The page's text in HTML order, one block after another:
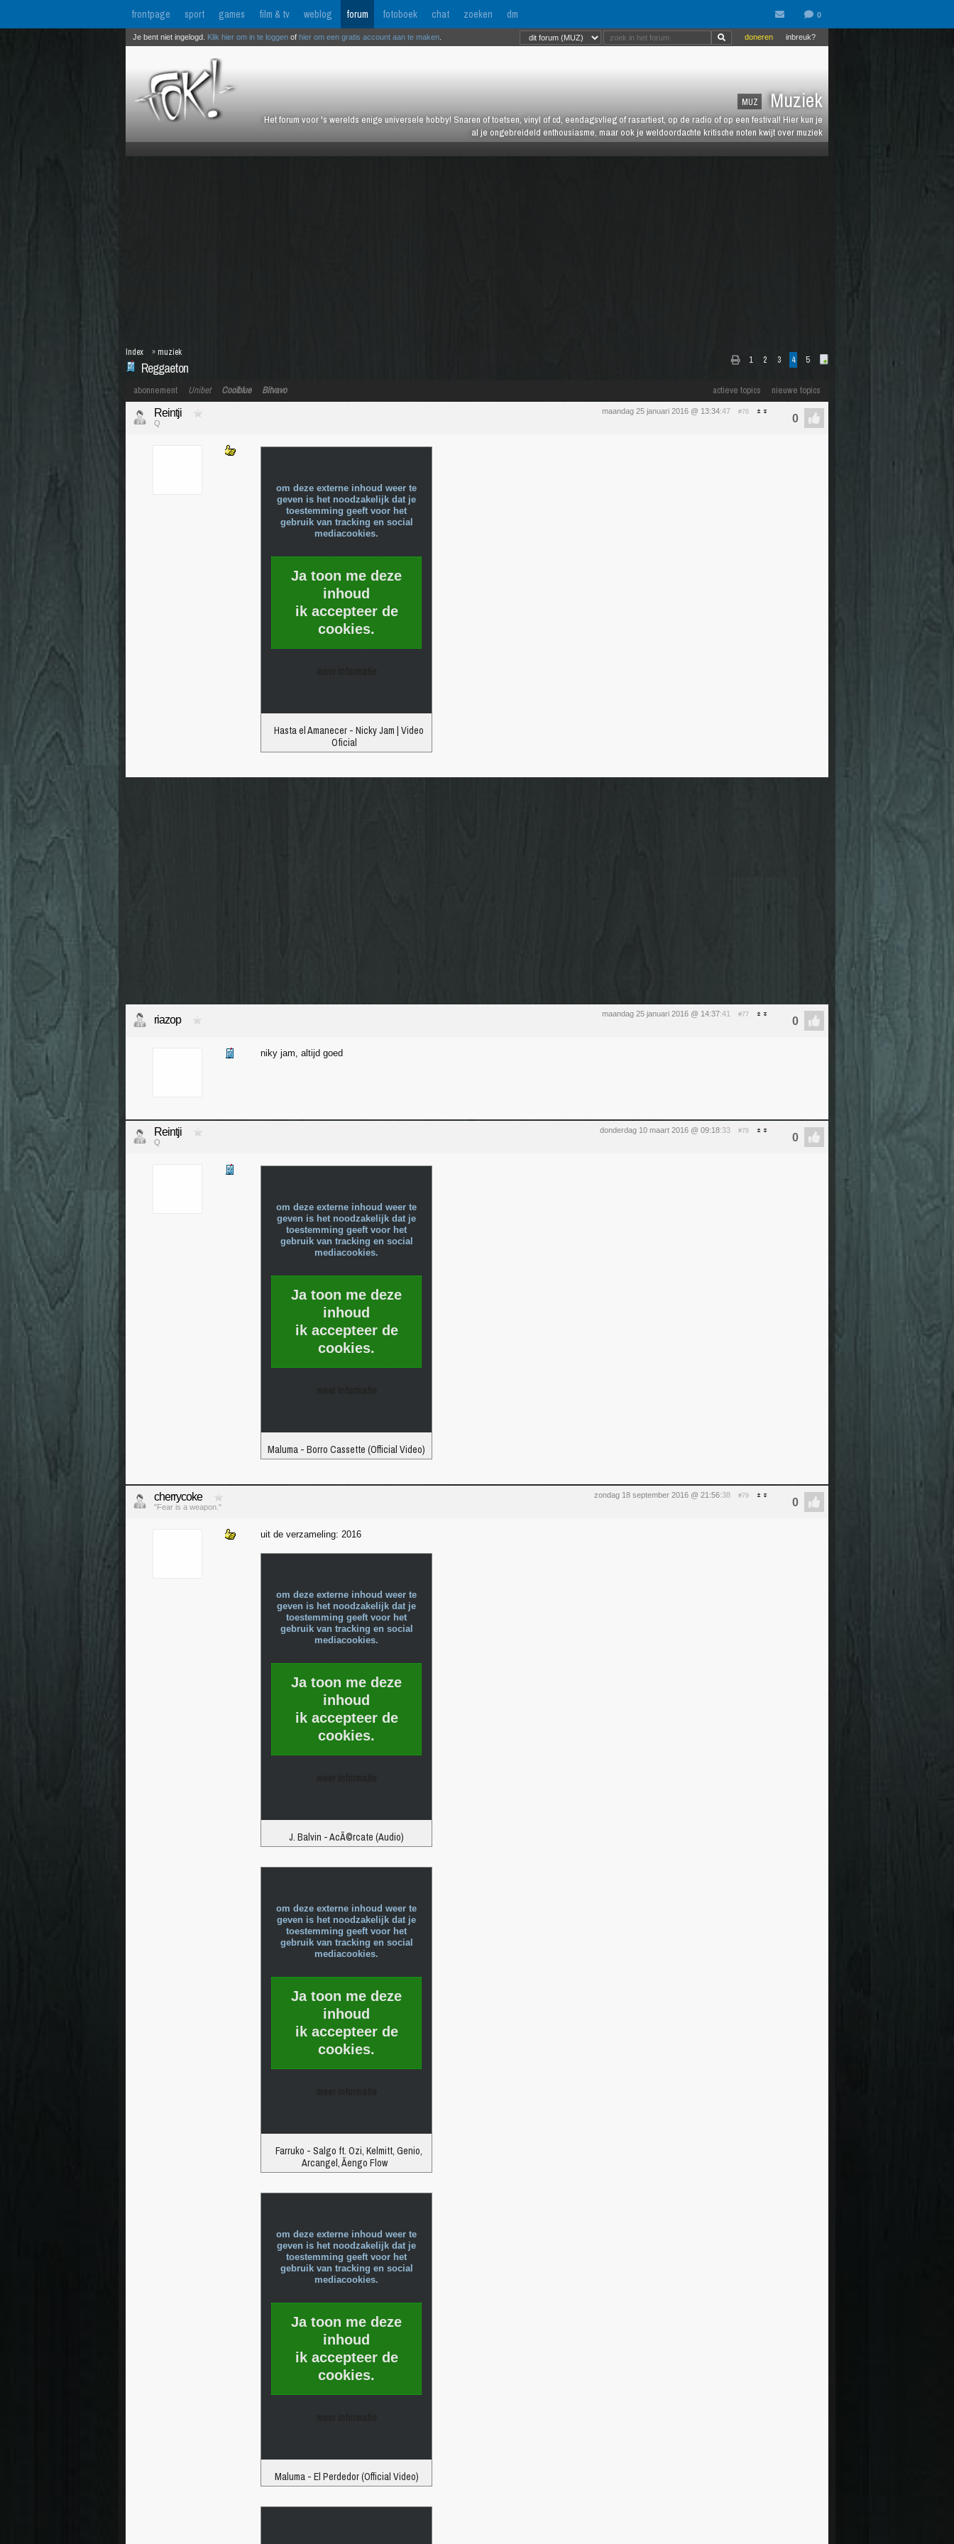
frontpage sport games film & tv weblog forum fotoboek chat zoeken dm
MUZ Muziek
Het forum voor 's werelds enige universele hobby! Snaren of toetsen, vinyl of cd, eendagsvlieg of rasartiest, op de radio of op een festival! Hier kun je
al je ongebreideld enthousiasme, maar ook je weldoordachte kritische noten kwijt over muziek
inbreuk?
doneren
Je bent niet ingelogd. Klik hier om in te loggen of hier om een gratis account aan te maken
1 2 3 4 5
Reggaeton
Index » muziek
actieve topics nieuwe topics
abonnement Unibet Coolblue Bitvavo
maandag 25 januari 2016 @ 13:34:47 #76
Reintji
Q
om deze externe inhoud weer te
geven is het noodzakelijk dat je
toestemming geeft voor het
gebruik van tracking en social
mediacookies.
Ja toon me deze
inhoud
ik accepteer de
cookies.
Hasta el Amanecer - Nicky Jam | Video
Oficial
maandag 25 januari 2016 @ 14:37:41 #77
riazop
niky jam, altijd goed
donderdag 10 maart 2016 @ 09:18:33 #78
Reintji
Q
om deze externe inhoud weer te
geven is het noodzakelijk dat je
toestemming geeft voor het
gebruik van tracking en social
mediacookies.
Ja toon me deze
inhoud
ik accepteer de
cookies.
Maluma - Borro Cassette (Official Video)
zondag 18 september 2016 @ 21:56:38 #79
cherrycoke
"Fear is a weapon."
uit de verzameling: 2016
om deze externe inhoud weer te
geven is het noodzakelijk dat je
toestemming geeft voor het
gebruik van tracking en social
mediacookies.
Ja toon me deze
inhoud
ik accepteer de
cookies.
J. Balvin - AcÃ©rcate (Audio)
om deze externe inhoud weer te
geven is het noodzakelijk dat je
toestemming geeft voor het
gebruik van tracking en social
mediacookies.
Ja toon me deze
inhoud
ik accepteer de
cookies.
Farruko - Salgo ft. Ozi, Kelmitt, Genio,
Arcangel, Ãengo Flow
om deze externe inhoud weer te
geven is het noodzakelijk dat je
toestemming geeft voor het
gebruik van tracking en social
mediacookies.
Ja toon me deze
inhoud
ik accepteer de
cookies.
Maluma - El Perdedor (Official Video)